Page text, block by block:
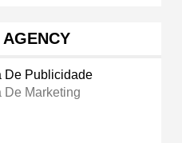
De Publicidade
De Marketing